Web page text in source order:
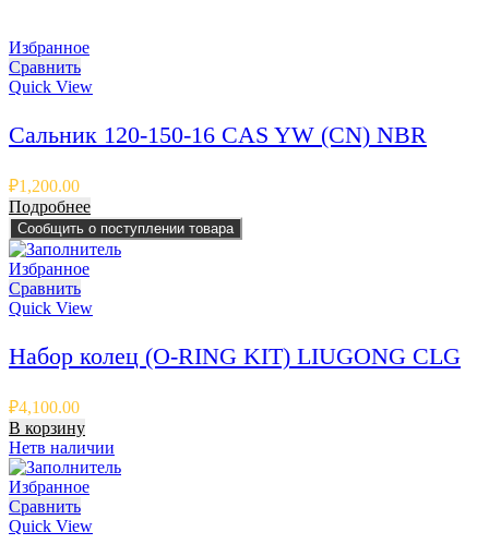
Избранное
Сравнить
Quick View
Сальник 120-150-16 CAS YW (CN) NBR
₽1,200.00
Подробнее
Сообщить о поступлении товара
Избранное
Сравнить
Quick View
Набор колец (O-RING KIT) LIUGONG CLG
₽4,100.00
В корзину
Нетв наличии
Избранное
Сравнить
Quick View